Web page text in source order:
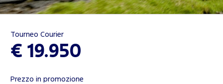
Tourneo Courier
€ 19.950
Prezzo in promozione